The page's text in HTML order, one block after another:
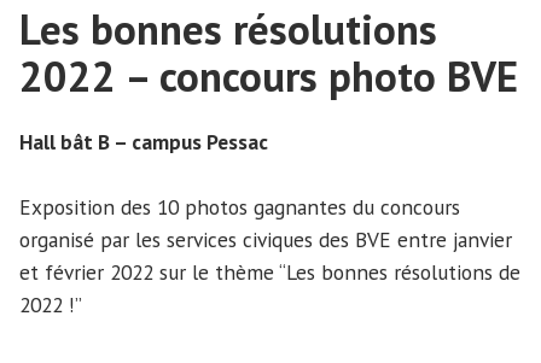
Les bonnes résolutions
2022 – concours photo BVE
Hall bât B – campus Pessac
Exposition des 10 photos gagnantes du concours
organisé par les services civiques des BVE entre janvier
et février 2022 sur le thème “Les bonnes résolutions de
2022 !”